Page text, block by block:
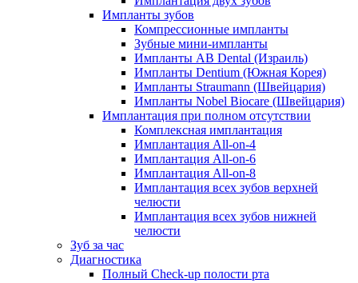
Импланты зубов
Компрессионные импланты
Зубные мини-импланты
Импланты AB Dental (Израиль)
Импланты Dentium (Южная Корея)
Импланты Straumann (Швейцария)
Импланты Nobel Biocare (Швейцария)
Имплантация при полном отсутствии
Комплексная имплантация
Имплантация All-on-4
Имплантация All-on-6
Имплантация All-on-8
Имплантация всех зубов верхней
челюсти
Имплантация всех зубов нижней
челюсти
Зуб за час
Диагностика
Полный Check-up полости рта